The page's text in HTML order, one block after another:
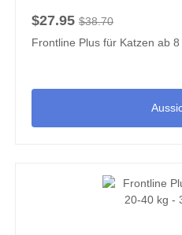
$27.95 $38.70
Frontline Plus für Katzen ab